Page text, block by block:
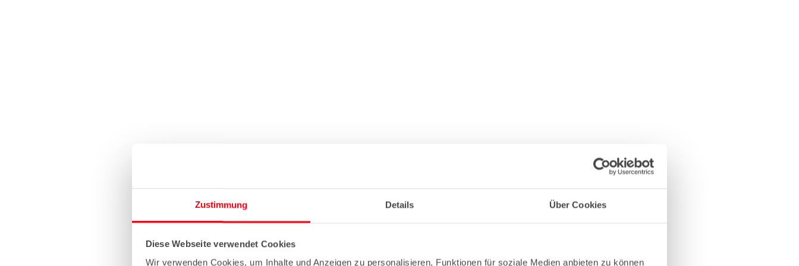
Zustimmung Details Über Cookies
Diese Webseite verwendet Cookies
Wir verwenden Cookies, um Inhalte und Anzeigen zu personalisieren, Funktionen für soziale Medien anbieten zu können